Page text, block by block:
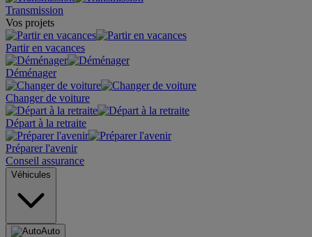
Transmission
Vos projets
Partir en vacances
Déménager
Changer de voiture
Départ à la retraite
Préparer l'avenir
Conseil assurance
Véhicules
Auto